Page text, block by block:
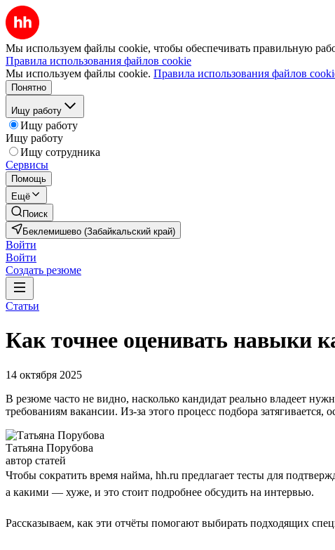
Мы используем файлы cookie, чтобы обеспечивать правильную
Правила использования файлов cookie
Мы используем файлы cookie. Правила использования файлов
Понятно
Ищу работу
Ищу работу
Ищу работу
Ищу сотрудника
Сервисы
Помощь
Ещё
Поиск
Беклемишево (Забайкальский край)
Войти
Войти
Создать резюме
Статьи
Как точнее оценивать навыки
14 октября 2025
В резюме часто не видно, насколько кандидат реально владеет
требованиям вакансии. Из-за этого процесс подбора затягивается,
Татьяна Порубова
автор статей
Чтобы сократить время найма, hh.ru предлагает тесты для
а какими — хуже, и это стоит подробнее обсудить на интервью.
Рассказываем, как эти отчёты помогают выбирать подходящих